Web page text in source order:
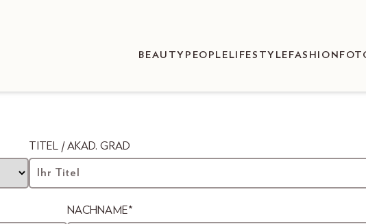
BEAUTY PEOPLE LIFESTYLE FASHION
TITEL / AKAD. GRAD
NACHNAME*